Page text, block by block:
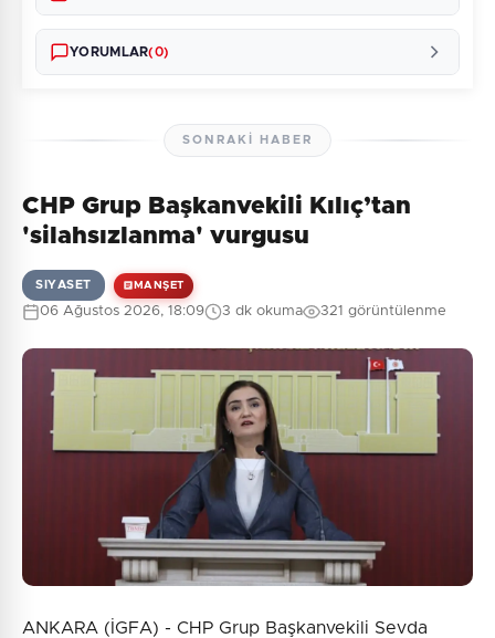
Güvenlik Sorusu:
5 + 2 = ?
Gönder
YORUMLAR(0)
Henüz yorum yapılmamış. İlk yorumu siz yapın!
SONRAKI HABER
CHP Grup Başkanvekili Kılıç’tan
'silahsızlanma' vurgusu
SIYASET MANŞET
06 Ağustos 2026, 18:09 3 dk okuma 321 görüntülenme
ANKARA (İGFA) - CHP Grup Başkanvekili Sevda